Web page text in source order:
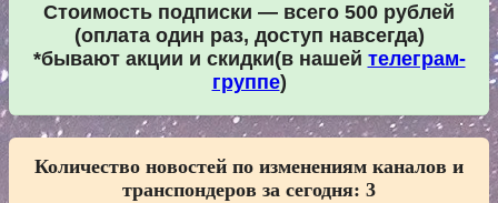
Стоимость подписки — всего 500 рублей
(оплата один раз, доступ навсегда)
*бывают акции и скидки(в нашей телеграм-
группе)
Количество новостей по изменениям каналов и
транспондеров за сегодня: 3